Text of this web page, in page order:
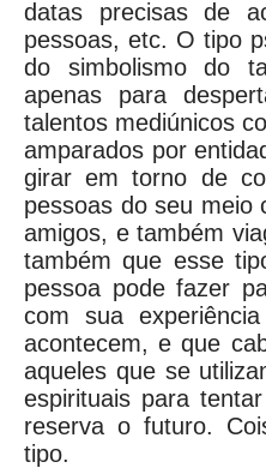
datas precisas de
pessoas, etc. O tipo
do simbolismo do
apenas para
talentos mediúnicos
amparados por
girar em torno de
pessoas do seu meio
amigos, e também
também que esse
pessoa pode fazer
com sua
acontecem, e que
aqueles que se
espirituais para
reserva o futuro.
tipo.